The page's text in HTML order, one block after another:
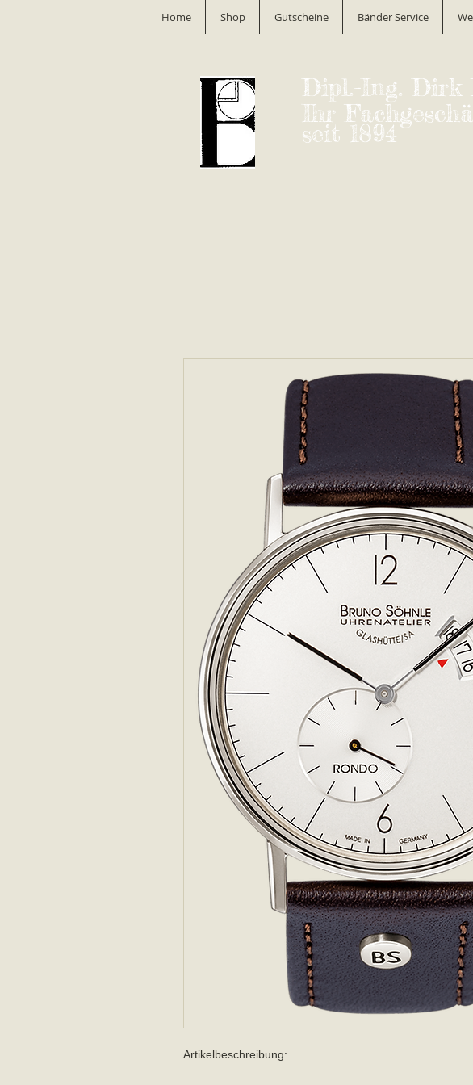
Home Shop Gutscheine Bänder Service
Dipl.-Ing. Dirk
Ihr
seit 1894
Artikelbeschreibung: